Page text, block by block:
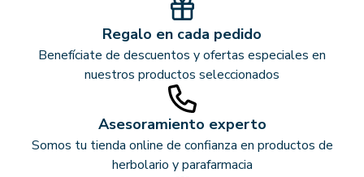
Regalo en cada pedido
Benefíciate de descuentos y ofertas especiales en
nuestros productos seleccionados
Asesoramiento experto
Somos tu tienda online de confianza en productos de
herbolario y parafarmacia